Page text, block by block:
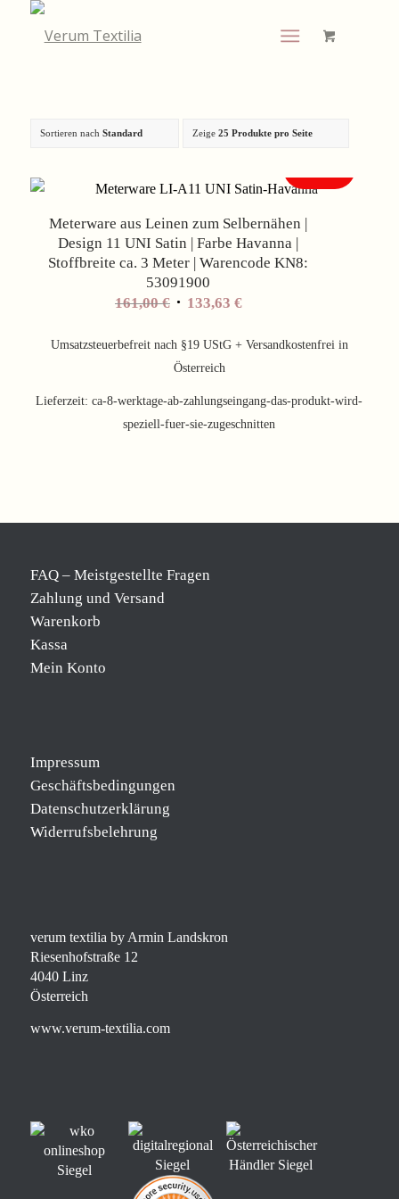
Sortieren nach Standard Zeige 25 Produkte pro Seite
Meterware aus Leinen zum Selbernähen |
Design 11 UNI Satin | Farbe Havanna |
Stoffbreite ca. 3 Meter | Warencode KN8:
53091900
161,00€ Ursprünglicher
war:
161,00 €
133,63 €Aktueller
ist:
Umsatzsteuerbefreit nach §19 UStG + Versandkostenfrei in
Österreich
Lieferzeit:ca-8-werktage-ab-zahlungseingang-das-produkt-wird-
speziell-fuer-sie-zugeschnitten
FAQ – Meistgestellte Fragen
Zahlung und Versand
Warenkorb
Kassa
Mein Konto
Impressum
Geschäftsbedingungen
Datenschutzerklärung
Widerrufsbelehrung
verum textilia by Armin Landskron
Riesenhofstraße 12
4040 Linz
Österreich
www.verum-textilia.com